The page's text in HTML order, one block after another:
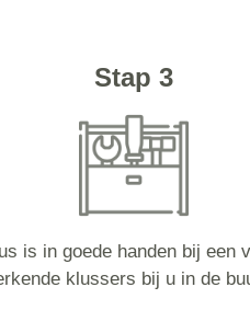
Stap 3
is in goede handen bij een
klussers bij u in de